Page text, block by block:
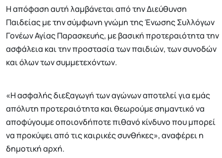
Η απόφαση αυτή λαμβάνεται από την Διεύθυνση
Παιδείας με την σύμφωνη γνώμη της Ένωσης Συλλόγων
Γονέων Αγίας Παρασκευής, με βασική προτεραιότητα την
ασφάλεια και την προστασία των παιδιών, των συνοδών
και όλων των συμμετεχόντων.
«Η ασφαλής διεξαγωγή των αγώνων αποτελεί για εμάς
απόλυτη προτεραιότητα και θεωρούμε σημαντικό να
αποφύγουμε οποιονδήποτε πιθανό κίνδυνο που μπορεί
να προκύψει από τις καιρικές συνθήκες», αναφέρει η
δημοτική αρχή.